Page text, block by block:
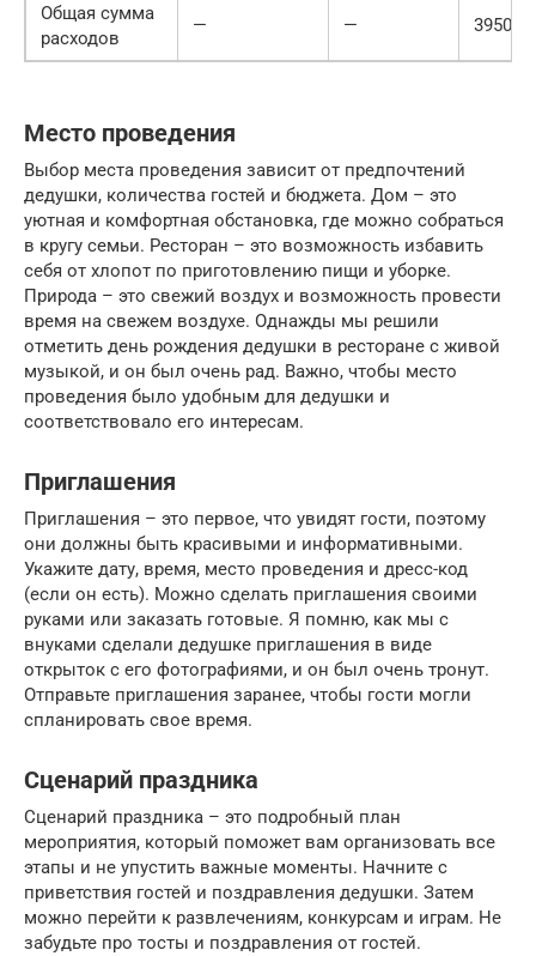
Общая сумма
расходов
— — 39500
Место проведения
Выбор места проведения зависит от предпочтений
дедушки, количества гостей и бюджета. Дом – это
уютная и комфортная обстановка, где можно собраться
в кругу семьи. Ресторан – это возможность избавить
себя от хлопот по приготовлению пищи и уборке.
Природа – это свежий воздух и возможность провести
время на свежем воздухе. Однажды мы решили
отметить день рождения дедушки в ресторане с живой
музыкой, и он был очень рад. Важно, чтобы место
проведения было удобным для дедушки и
соответствовало его интересам.
Приглашения
Приглашения – это первое, что увидят гости, поэтому
они должны быть красивыми и информативными.
Укажите дату, время, место проведения и дресс-код
(если он есть). Можно сделать приглашения своими
руками или заказать готовые. Я помню, как мы с
внуками сделали дедушке приглашения в виде
открыток с его фотографиями, и он был очень тронут.
Отправьте приглашения заранее, чтобы гости могли
спланировать свое время.
Сценарий праздника
Сценарий праздника – это подробный план
мероприятия, который поможет вам организовать все
этапы и не упустить важные моменты. Начните с
приветствия гостей и поздравления дедушки. Затем
можно перейти к развлечениям, конкурсам и играм. Не
забудьте про тосты и поздравления от гостей.